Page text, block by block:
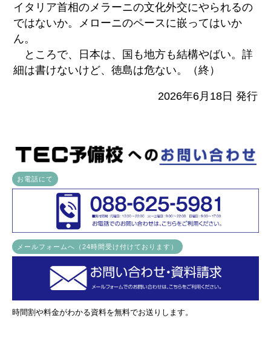
イタリア首相のメラーニの文化外交にやられるの
ではないか。メローニのペースに嵌ってはいか
ん。
ところで、日本は、国も地方も結構やばい。詳
細は書けないけど、徳島は危ない。（終）
2026年6月18日 発行
お電話にて
メールフォームへ（24時間受け付けております）
時間割や料金がわかる資料を無料でお送りします。